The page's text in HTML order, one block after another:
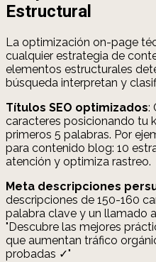
Estructural
La optimización on-page
cualquier estrategia de
elementos estructurales
búsqueda interpretan y
Títulos SEO optimizados:
caracteres posicionando tu
primeros 5 palabras. Por
para contenido blog: 10
atención y optimiza rastreo.
Meta descripciones
descripciones de 150-160
palabra clave y un llamado
"Descubre las mejores
que aumentan tráfico
probadas ✓"